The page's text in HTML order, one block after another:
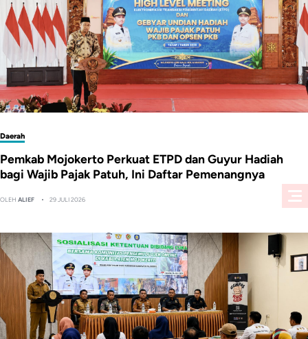
Daerah
Pemkab Mojokerto Perkuat ETPD dan Guyur Hadiah
bagi Wajib Pajak Patuh, Ini Daftar Pemenangnya
OLEHALIEF 29 JULI 2026